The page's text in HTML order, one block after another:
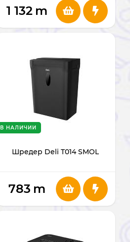
1 132 m
Шредер Deli T014 SMOL
В НАЛИЧИИ
783 m